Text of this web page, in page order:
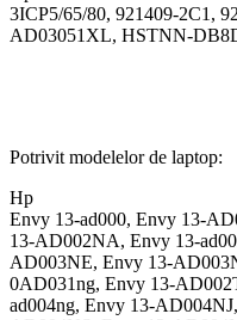
3ICP5/65/80, 921409-2C1,
AD03051XL, HSTNN-
Potrivit modelelor de laptop:
Hp
Envy 13-ad000, Envy 13-
13-AD002NA, Envy 13-
AD003NE, Envy 13-
0AD031ng, Envy 13-
ad004ng, Envy 13-